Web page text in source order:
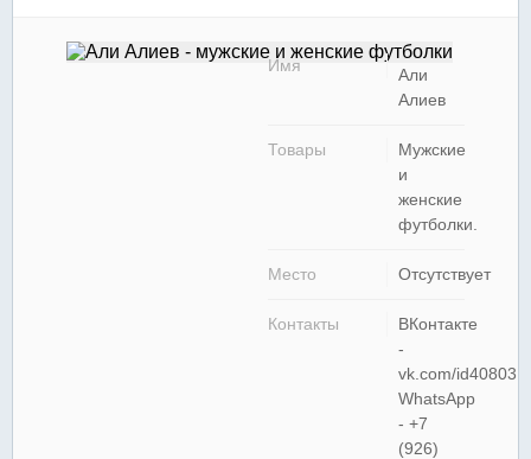
Имя
Али
Алиев
Товары
Мужские
и
женские
футболки.
Место Отсутствует
Контакты
ВКонтакте
-
vk.com/
WhatsApp
- +7
(926)